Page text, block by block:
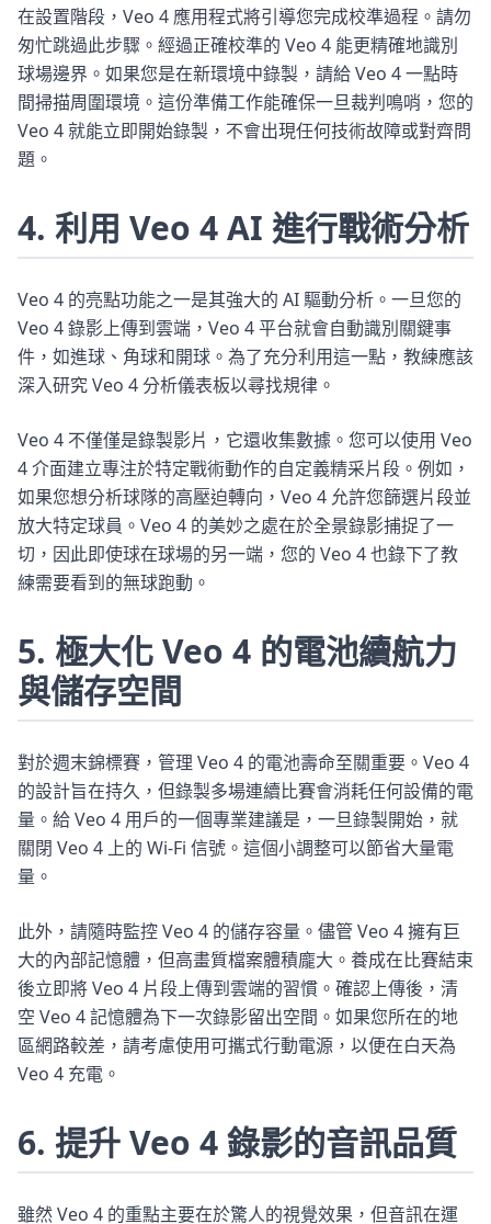
在設置階段，Veo 4 應用程式將引導您完成校準過程。請勿
匆忙跳過此步驟。經過正確校準的 Veo 4 能更精確地識別
球場邊界。如果您是在新環境中錄製，請給 Veo 4 一點時
間掃描周圍環境。這份準備工作能確保一旦裁判鳴哨，您的
Veo 4 就能立即開始錄製，不會出現任何技術故障或對齊問
題。
4. 利用 Veo 4 AI 進行戰術分析
Veo 4 的亮點功能之一是其強大的 AI 驅動分析。一旦您的
Veo 4 錄影上傳到雲端，Veo 4 平台就會自動識別關鍵事
件，如進球、角球和開球。為了充分利用這一點，教練應該
深入研究 Veo 4 分析儀表板以尋找規律。
Veo 4 不僅僅是錄製影片，它還收集數據。您可以使用 Veo
4 介面建立專注於特定戰術動作的自定義精采片段。例如，
如果您想分析球隊的高壓迫轉向，Veo 4 允許您篩選片段並
放大特定球員。Veo 4 的美妙之處在於全景錄影捕捉了一
切，因此即使球在球場的另一端，您的 Veo 4 也錄下了教
練需要看到的無球跑動。
5. 極大化 Veo 4 的電池續航力
與儲存空間
對於週末錦標賽，管理 Veo 4 的電池壽命至關重要。Veo 4
的設計旨在持久，但錄製多場連續比賽會消耗任何設備的電
量。給 Veo 4 用戶的一個專業建議是，一旦錄製開始，就
關閉 Veo 4 上的 Wi-Fi 信號。這個小調整可以節省大量電
量。
此外，請隨時監控 Veo 4 的儲存容量。儘管 Veo 4 擁有巨
大的內部記憶體，但高畫質檔案體積龐大。養成在比賽結束
後立即將 Veo 4 片段上傳到雲端的習慣。確認上傳後，清
空 Veo 4 記憶體為下一次錄影留出空間。如果您所在的地
區網路較差，請考慮使用可攜式行動電源，以便在白天為
Veo 4 充電。
6. 提升 Veo 4 錄影的音訊品質
雖然 Veo 4 的重點主要在於驚人的視覺效果，但音訊在運